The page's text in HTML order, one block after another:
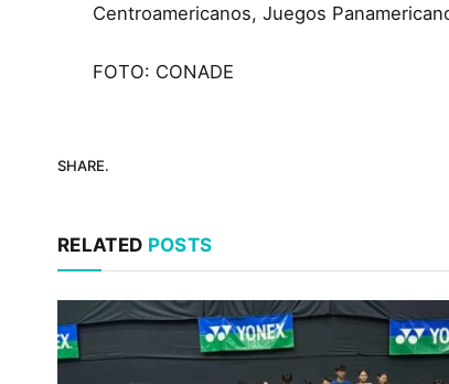
Centroamericanos, Juegos
FOTO: CONADE
SHARE.
RELATED POSTS